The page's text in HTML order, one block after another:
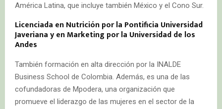
América Latina, que incluye también México y el Cono Sur.
Licenciada en Nutrición por la Pontificia Universidad
Javeriana y en Marketing por la Universidad de los
Andes
También formación en alta dirección por la INALDE
Business School de Colombia. Además, es una de las
cofundadoras de Mpodera, una organización que
promueve el liderazgo de las mujeres en el sector de la